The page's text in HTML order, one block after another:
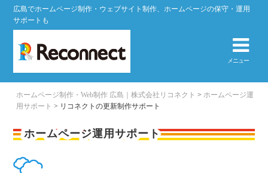
広島でホームページ制作・ウェブサイト制作、ホームページの保守・運用
サポートも
メニュー
ホームページ制作・Web制作 広島｜株式会社リコネクト >ホームページ運
用サポート > リコネクトの更新制作サポート
ホームページ運用サポート